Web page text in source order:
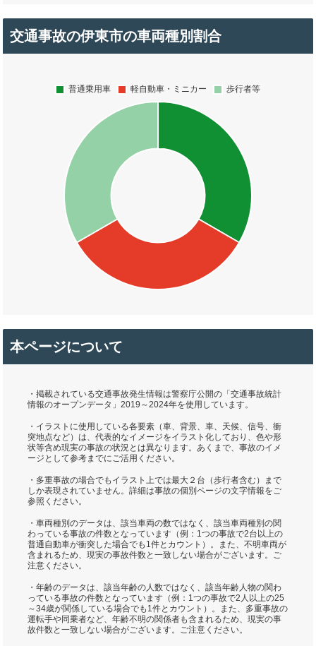
交通事故の伊東市の車両種別割合
本ページについて
・掲載されている交通事故発生情報は警察庁公開の「交通事故統計
情報のオープンデータ」2019～2024年を使用しています。
・イラストに使用している各要素（車、背景、車、天候、信号、衝
突地点など）は、代表的なイメージをイラスト化しており、色や形
状等含め現実の事故の状況とは異なります。あくまで、事故のイメ
ージとして参考までにご活用ください。
・多重事故の場合でもイラスト上では最大２台（歩行者含む）まで
しか表現されていません。詳細は事故の個別ページの文字情報をご
参照ください。
・車両種別のデータは、該当車両の数ではなく、該当車両種別の関
わっている事故の件数となっています（例：1つの事故で2台以上の
普通自動車が衝突した場合でも1件とカウント）。また、不明車両が
含まれるため、現実の事故件数と一致しない場合がございます。ご
注意ください。
・年齢のデータは、該当年齢の人数ではなく、該当年齢人物の関わ
っている事故の件数となっています（例：1つの事故で2人以上の25
～34歳が関係している場合でも1件とカウント）。また、多重事故の
運転手や同乗者など、年齢不明の関係者も含まれるため、現実の事
故件数と一致しない場合がございます。ご注意ください。